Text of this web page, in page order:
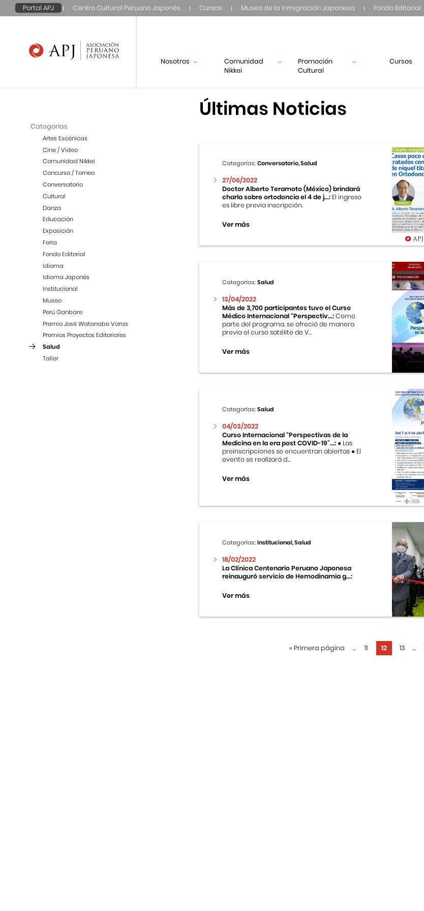
Portal APJ Centro Cultural Peruano Japonés Cursos Museo de la Inmigración Japonesa Fondo Editorial
Nosotros
Comunidad
Nikkei
Promoción
Cultural
Cursos
Categorías
Artes Escénicas
Cine / Video
Comunidad Nikkei
Concurso / Torneo
Conversatorio
Cultural
Danza
Educación
Exposición
Feria
Fondo Editorial
Idioma
Idioma Japonés
Institucional
Museo
Perú Ganbare
Premio José Watanabe Varas
Premios Proyectos Editoriales
Salud
Taller
Últimas Noticias
Categorías:Conversatorio, Salud
27/06/2022
Doctor Alberto Teramoto (México) brindará
charla sobre ortodoncia el 4 de j...: El ingreso
es libre previa inscripción.
Ver más
Categorías:Salud
13/04/2022
Más de 3,700 participantes tuvo el Curso
Médico Internacional “Perspectiv...:Como
parte del programa, se ofreció de manera
previa el curso satélite de V...
Ver más
Categorías:Salud
04/03/2022
Curso Internacional “Perspectivas de la
Medicina en la era post COVID-19”...: ● Las
preinscripciones se encuentran abiertas ● El
evento se realizará d...
Ver más
Categorías:Institucional, Salud
18/02/2022
La Clínica Centenario Peruano Japonesa
reinauguró servicio de Hemodinamia g...:
Ver más
« Primera página ... 11 12 13 ...